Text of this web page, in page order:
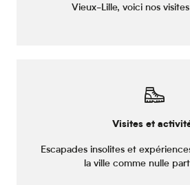
Vieux-Lille, voici nos
Visites et
Escapades insolites et
la ville comme nulle